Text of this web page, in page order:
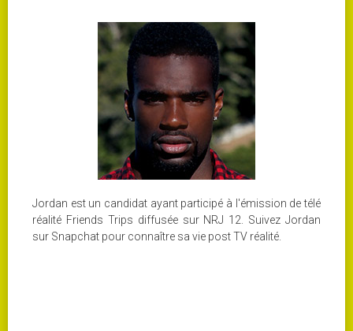
Jordan est un candidat ayant participé à l'émission de télé
réalité Friends Trips diffusée sur NRJ 12. Suivez Jordan
sur Snapchat pour connaître sa vie post TV réalité.